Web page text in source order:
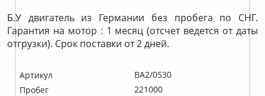
Б.У двигатель из Германии без пробега по СНГ.
Гарантия на мотор : 1 месяц (отсчет ведется от даты
отгрузки). Срок поставки от 2 дней.
Артикул
BA2/0530
Пробег
221000